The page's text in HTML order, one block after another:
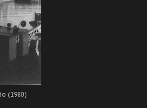
(1980)